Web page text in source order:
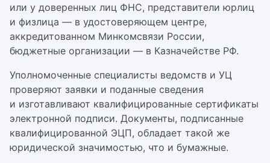
или у доверенных лиц ФНС, представители юрлиц
и физлица — в удостоверяющем центре,
аккредитованном Минкомсвязи России,
бюджетные организации — в Казначействе РФ.
Уполномоченные специалисты ведомств и УЦ
проверяют заявки и поданные сведения
и изготавливают квалифицированные сертификаты
электронной подписи. Документы, подписанные
квалифицированной ЭЦП, обладает такой же
юридической значимостью, что и бумажные.